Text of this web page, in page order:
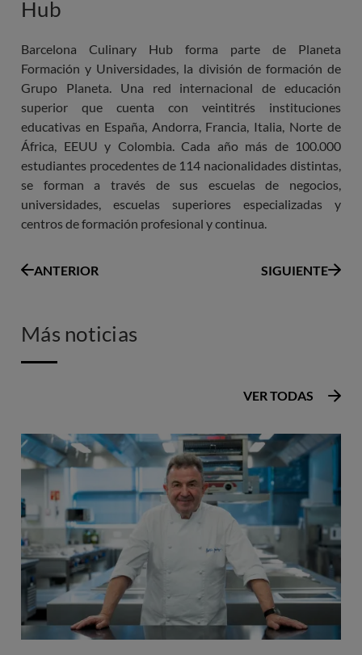
Hub
Barcelona Culinary Hub forma parte de Planeta
Formación y Universidades, la división de formación de
Grupo Planeta. Una red internacional de educación
superior que cuenta con veintitrés instituciones
educativas en España, Andorra, Francia, Italia, Norte de
África, EEUU y Colombia. Cada año más de 100.000
estudiantes procedentes de 114 nacionalidades distintas,
se forman a través de sus escuelas de negocios,
universidades, escuelas superiores especializadas y
centros de formación profesional y continua.
ANTERIOR SIGUIENTE
Más noticias
VER TODAS